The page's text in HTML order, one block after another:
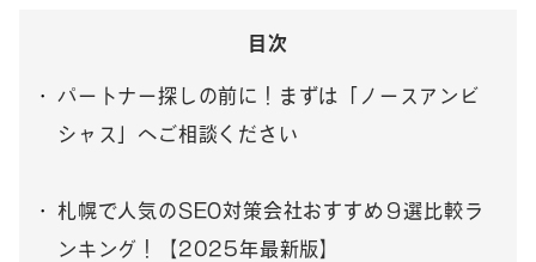
目次
パートナー探しの前に！まずは「ノースアンビ
シャス」へご相談ください
札幌で人気のSEO対策会社おすすめ９選比較ラ
ンキング！【2025年最新版】